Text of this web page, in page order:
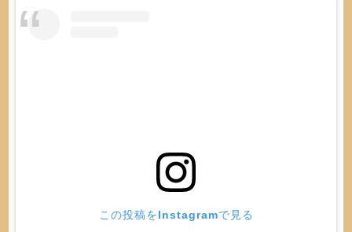
この投稿をInstagramで見る